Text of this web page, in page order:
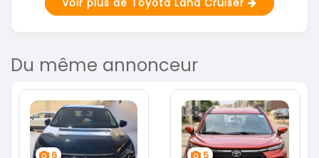
Du même annonceur
6 5